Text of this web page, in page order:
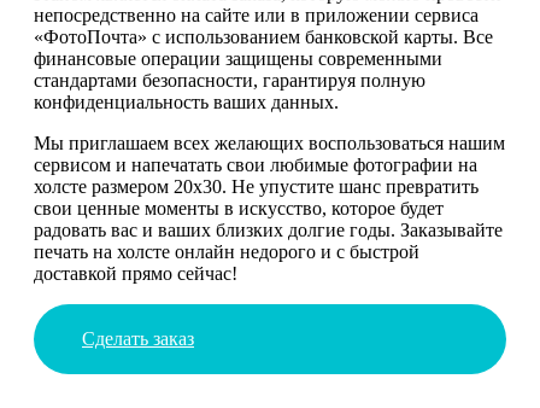
непосредственно на сайте или в приложении сервиса
«ФотоПочта» с использованием банковской карты. Все
финансовые операции защищены современными
стандартами безопасности, гарантируя полную
конфиденциальность ваших данных.
Мы приглашаем всех желающих воспользоваться нашим
сервисом и напечатать свои любимые фотографии на
холсте размером 20х30. Не упустите шанс превратить
свои ценные моменты в искусство, которое будет
радовать вас и ваших близких долгие годы. Заказывайте
печать на холсте онлайн недорого и с быстрой
доставкой прямо сейчас!
Сделать заказ